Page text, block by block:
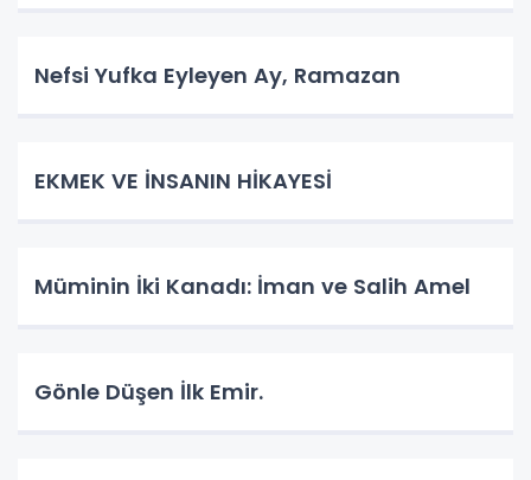
Nefsi Yufka Eyleyen Ay, Ramazan
​EKMEK VE İNSANIN HİKAYESİ
Müminin İki Kanadı: İman ve Salih Amel
Gönle Düşen İlk Emir.